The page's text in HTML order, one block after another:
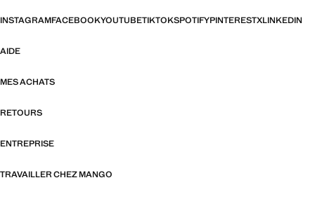
INSTAGRAMFACEBOOKYOUTUBETIKTOKSPOTIFYPINTERESTXLINKEDIN
AIDE
MES ACHATS
RETOURS
ENTREPRISE
TRAVAILLER CHEZ MANGO